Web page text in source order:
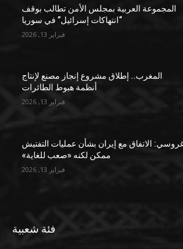
المجموعة العربية بمجلس الأمن تطالب بوقف
“انتهاكات إسرائيل” في سوريا
فبراير 13, 2026
المغرب.. إطلاق مشروع إنجاز مصنع لإنتاج
أنظمة هبوط الطائرات
فبراير 13, 2026
الاتفاق مع إيران بشأن عمليات التفتيش
ممكن لكنه «صعب للغاية»
فبراير 13, 2026
فئة شعبية